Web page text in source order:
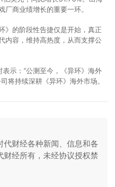
厂商业绩增长的重要一环。
》的阶段性告捷仅是开始，真正
内容，维持高热度，从而支撑公
示：“公测至今，《异环》海外
将持续深耕《异环》海外市场。
财经各种新闻、信息和各
经所有，未经协议授权禁